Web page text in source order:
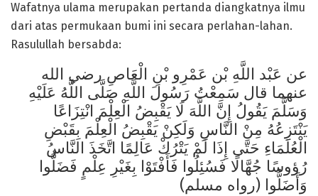
Wafatnya ulama merupakan pertanda diangkatnya ilmu
dari atas permukaan bumi ini secara perlahan-lahan.
Rasulullah bersabda:
عن عَبْد اللَّهِ بْن عَمْرِو بْنِ الْعَاصِ رضي الله
عنهما قال سَمِعْتُ رَسُولَ اللَّهِ صَلَّى اللَّهُ عَلَيْهِ
وَسَلَّمَ يَقُولُ إِنَّ اللَّهَ لَا يَقْبِضُ الْعِلْمَ انْتِزَاعًا
يَنْتَزِعُهُ مِنْ النَّاسِ وَلَكِنْ يَقْبِضُ الْعِلْمَ بِقَبْضِ
الْعُلَمَاءِ حَتَّى إِذَا لَمْ يَتْرُكْ عَالِمًا اتَّخَذَ النَّاسُ
رُؤوسًا جُهَّالًا فَسُئِلُوا فَأَفْتَوْا بِغَيْرِ عِلْمٍ فَضَلُّوا
وَأَضَلُّوا (رواه مسلم)